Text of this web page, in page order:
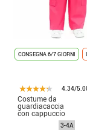
CONSEGNA 6/7 GIORNI
4.34/
Costume da
guardiacaccia
con cappuccio
per bambini 3-4A